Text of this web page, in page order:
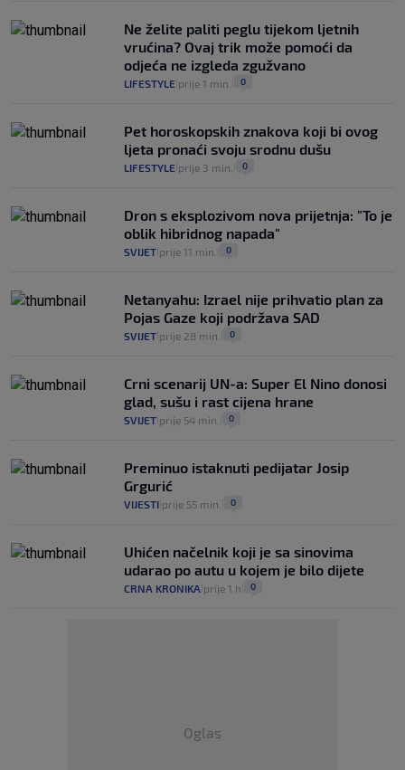
Ne želite paliti peglu tijekom ljetnih
vrućina? Ovaj trik može pomoći da
odjeća ne izgleda zgužvano
LIFESTYLE prije 1 min. 0
Pet horoskopskih znakova koji bi ovog
ljeta pronaći svoju srodnu dušu
LIFESTYLE prije 3 min. 0
Dron s eksplozivom nova prijetnja: "To je
oblik hibridnog napada"
SVIJET prije 11 min. 0
Netanyahu: Izrael nije prihvatio plan za
Pojas Gaze koji podržava SAD
SVIJET prije 28 min. 0
Crni scenarij UN-a: Super El Nino donosi
glad, sušu i rast cijena hrane
SVIJET prije 54 min. 0
Preminuo istaknuti pedijatar Josip
Grgurić
VIJESTI prije 55 min. 0
Uhićen načelnik koji je sa sinovima
udarao po autu u kojem je bilo dijete
CRNA KRONIKA prije 1 h 0
Oglas